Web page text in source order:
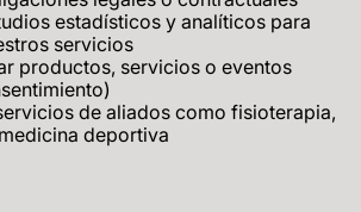
estadísticos y analíticos para
servicios
productos, servicios o eventos
de aliados como fisioterapia,
deportiva